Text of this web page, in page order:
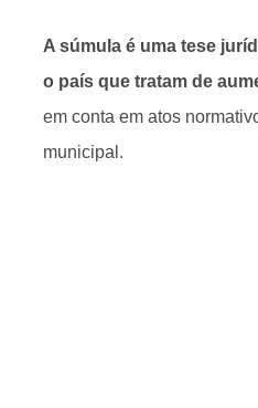
A súmula é uma tese
o país que tratam de
em conta em atos
municipal.